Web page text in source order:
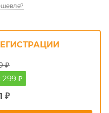
₽
₽
₽